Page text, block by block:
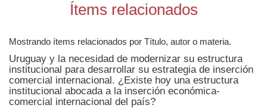
Ítems relacionados
Mostrando ítems relacionados por Título, autor o materia.
Uruguay y la necesidad de modernizar su estructura
institucional para desarrollar su estrategia de inserción
comercial internacional. ¿Existe hoy una estructura
institucional abocada a la inserción económica-
comercial internacional del país?